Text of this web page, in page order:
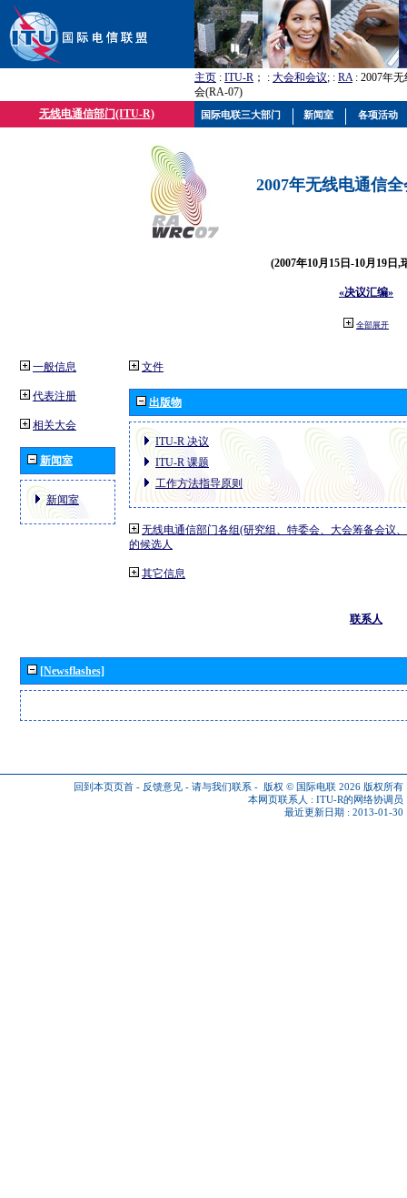
主页 : ITU-R ； : 大会和会议; : RA: 2007年
会(RA-07)
无线电通信部门(ITU-R)
2007年无线电通信
(2007年10月15日-10月19日,
«决议汇编»
全部展开
一般信息
代表注册
相关大会
新闻室
新闻室
文件
出版物
ITU-R 决议
ITU-R 课题
工作方法指导原则
无线电通信部门各组(研究组、特委会、大会筹备会议
的候选人
其它信息
联系人
[Newsflashes]
回到本页页首 - 反馈意见 - 请与我们联系 - 版权 © 国际电联 2026 版权所有
本网页联系人 : ITU-R的网络协调员
最近更新日期 : 2013-01-30
国际电联三大部门 新闻室 各项活动